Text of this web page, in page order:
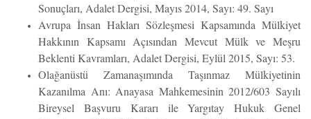
Sonuçları, Adalet Dergisi, Mayıs 2014, Sayı: 49. Sayı
Avrupa İnsan Hakları Sözleşmesi Kapsamında Mülkiyet
Hakkının Kapsamı Açısından Mevcut Mülk ve Meşru
Beklenti Kavramları, Adalet Dergisi, Eylül 2015, Sayı: 53.
Olağanüstü Zamanaşımında Taşınmaz Mülkiyetinin
Kazanılma Anı: Anayasa Mahkemesinin 2012/603 Sayılı
Bireysel Başvuru Kararı ile Yargıtay Hukuk Genel